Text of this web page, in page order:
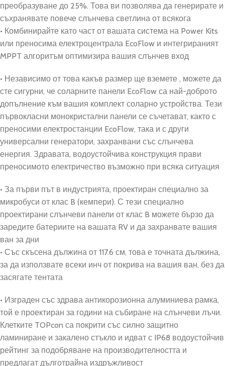
преобразуване до 25%. Това ви позволява да генерирате и
съхранявате повече слънчева светлина от всякога
• Комбинирайте като част от вашата система на Power Kits
или преносима електроцентрала EcoFlow и интегрираният
MPPT алгоритъм оптимизира вашия слънчев вход
• Независимо от това какъв размер ще вземете , можете да
сте сигурни, че соларните панели EcoFlow са най-доброто
допълнение към вашия комплект соларно устройства. Тези
първокласни монокристални панели се съчетават, както с
преносими електростанции EcoFlow, така и с други
универсални генератори, захранвани със слънчева
енергия. Здравата, водоустойчива конструкция прави
преносимото електричество възможно при всяка ситуация
• За първи път в индустрията, проектиран специално за
микробуси от клас B (кемпери). С тези специално
проектирани слънчеви панели от клас B можете бързо да
заредите батериите на вашата RV и да захранвате вашия
ван за дни
• Със скъсена дължина от 117.6 см, това е точната дължина,
за да използвате всеки инч от покрива на вашия ван, без да
засягате тентата
• Изграден със здрава антикорозионна алуминиева рамка,
той е проектиран за години на събиране на слънчеви лъчи.
Клетките TOPcon са покрити със силно защитно
ламиниране и закалено стъкло и идват с IP68 водоустойчив
рейтинг за подобряване на производителността и
предлагат дълготрайна издръжливост